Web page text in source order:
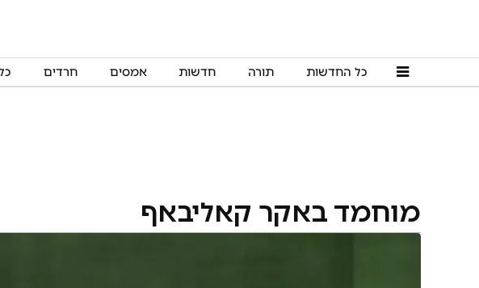
כל החדשות תורה חדשות אמסים חרדים
מוחמד באקר קאליבאף